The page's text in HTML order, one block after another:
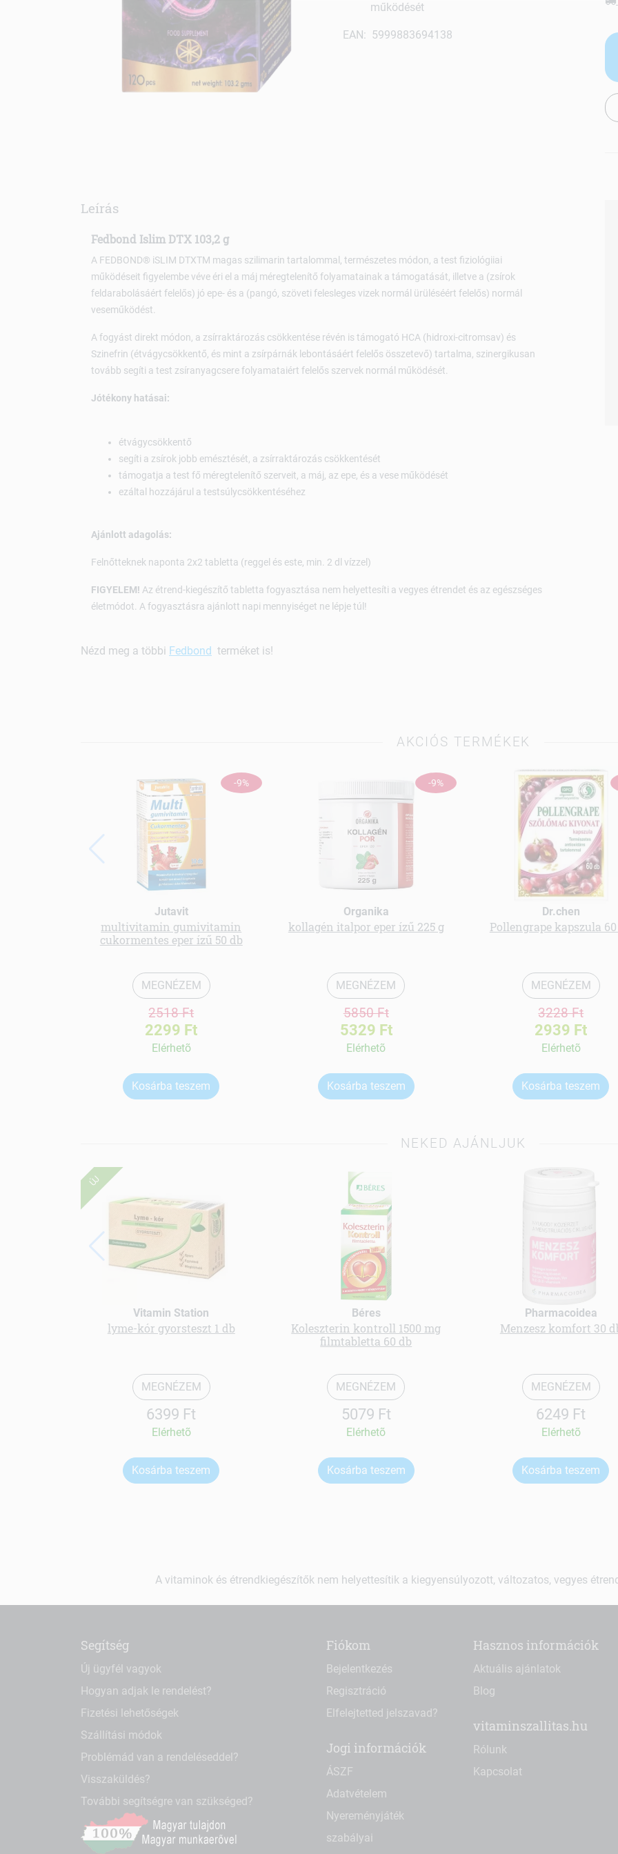
működését
EAN: 5999883694138
Leírás
Fedbond Islim DTX 103,2 g
A FEDBOND® iSLIM DTXTM magas szilimarin tartalommal, természetes módon, a test fiziológiiai
működéseit figyelembe véve éri el a máj méregtelenítő folyamatainak a támogatását, illetve a (zsírok
feldarabolásáért felelős) jó epe- és a (pangó, szöveti felesleges vizek normál ürüléséért felelős) normál
veseműködést.
A fogyást direkt módon, a zsírraktározás csökkentése révén is támogató HCA (hidroxi-citromsav) és
Szinefrin (étvágycsökkentő, és mint a zsírpárnák lebontásáért felelős összetevő) tartalma, szinergikusan
tovább segíti a test zsíranyagcsere folyamataiért felelős szervek normál működését.
Jótékony hatásai:
étvágycsökkentő
segíti a zsírok jobb emésztését, a zsírraktározás csökkentését
támogatja a test fő méregtelenítő szerveit, a máj, az epe, és a vese működését
ezáltal hozzájárul a testsúlycsökkentéséhez
Ajánlott adagolás:
Felnőtteknek naponta 2x2 tabletta (reggel és este, min. 2 dl vízzel)
FIGYELEM! Az étrend-kiegészítő tabletta fogyasztása nem helyettesíti a vegyes étrendet és az egészséges
életmódot. A fogyasztásra ajánlott napi mennyiséget ne lépje túl!
Nézd meg a többi Fedbond terméket is!
AKCIÓS TERMÉKEK
-9%
Jutavit
multivitamin gumivitamin
cukormentes eper ízű 50 db
MEGNÉZEM
2518 Ft
2299 Ft
Elérhetõ
Kosárba teszem
-9%
Organika
kollagén italpor eper ízű 225 g
MEGNÉZEM
5850 Ft
5329 Ft
Elérhetõ
Kosárba teszem
Dr.chen
Pollengrape kapszula
MEGNÉZEM
3228 Ft
2939 Ft
Elérhetõ
Kosárba teszem
NEKED AJÁNLJUK
ÚJ
Vitamin Station
lyme-kór gyorsteszt 1 db
MEGNÉZEM
6399 Ft
Elérhetõ
Kosárba teszem
Béres
Koleszterin kontroll 1500 mg
filmtabletta 60 db
MEGNÉZEM
5079 Ft
Elérhetõ
Kosárba teszem
Pharmacoidea
Menzesz komfort 30
MEGNÉZEM
6249 Ft
Elérhetõ
Kosárba teszem
A vitaminok és étrendkiegészítők nem helyettesítik a kiegyensúlyozott, változatos, vegyes
Segítség
Új ügyfél vagyok
Hogyan adjak le rendelést?
Fizetési lehetőségek
Szállítási módok
Problémád van a rendeléseddel?
Visszaküldés?
További segítségre van szükséged?
Fiókom
Bejelentkezés
Regisztráció
Elfelejtetted jelszavad?
Jogi információk
ÁSZF
Adatvételem
Nyereményjáték
szabályai
Hasznos információk
Aktuális ajánlatok
Blog
vitaminszallitas.hu
Rólunk
Kapcsolat